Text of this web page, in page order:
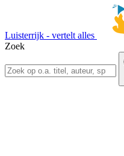
Luisterrijk - vertelt alles
Zoek